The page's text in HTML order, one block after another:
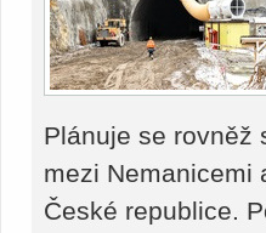
Plánuje se rovněž
mezi Nemanicemi
České republice.